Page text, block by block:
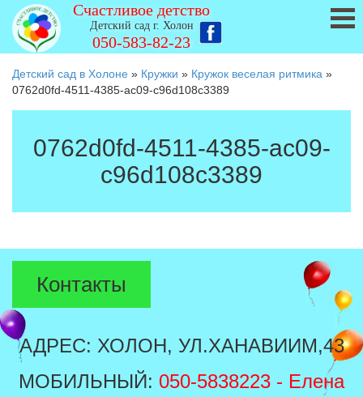
Счастливое детство
Детский сад г. Холон
050-583-82-23
Детский сад в Холоне » Кружки » Кружок веселая ритмика »
0762d0fd-4511-4385-ac09-c96d108c3389
0762d0fd-4511-4385-ac09-
c96d108c3389
Контакты
АДРЕС: ХОЛОН, УЛ.ХАНАВИИМ,43
МОБИЛЬНЫЙ: 050-5838223 - Елена